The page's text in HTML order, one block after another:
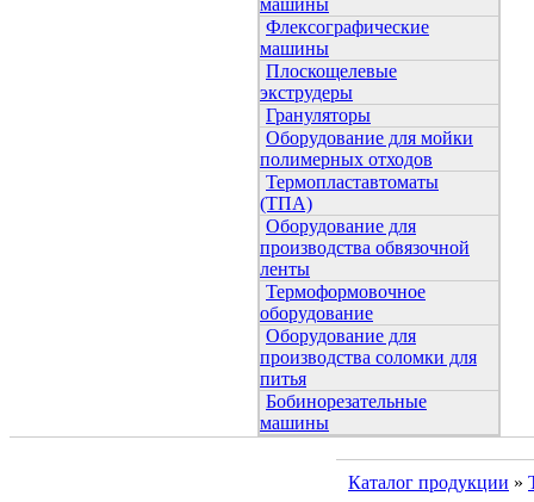
машины
Флексографические
машины
Плоскощелевые
экструдеры
Грануляторы
Оборудование для мойки
полимерных отходов
Термопластавтоматы
(ТПА)
Оборудование для
производства обвязочной
ленты
Термоформовочное
оборудование
Оборудование для
производства соломки для
питья
Бобинорезательные
машины
Каталог продукции »